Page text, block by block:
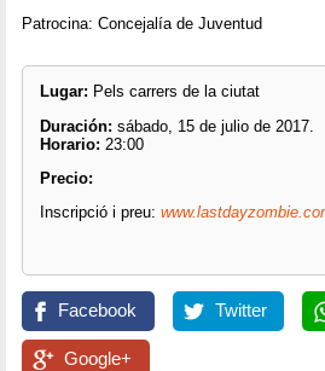
Patrocina: Concejalía de Juventud
Lugar: Pels carrers de la ciutat
Duración: sábado, 15 de julio de 2017.
Horario: 23:00
Precio:
Inscripció i preu:
Facebook Twitter
Google+